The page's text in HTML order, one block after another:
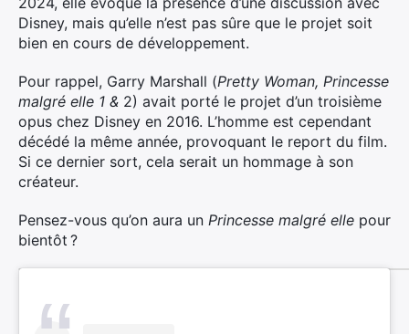
Disney, mais qu’elle n’est pas sûre que le projet soit
bien en cours de développement.
Pour rappel, Garry Marshall (Pretty Woman, Princesse
malgré elle 1 & 2) avait porté le projet d’un troisième
opus chez Disney en 2016. L’homme est cependant
décédé la même année, provoquant le report du film.
Si ce dernier sort, cela serait un hommage à son
créateur.
Pensez-vous qu’on aura un Princesse malgré elle pour
bientôt ?
Rechercher
: